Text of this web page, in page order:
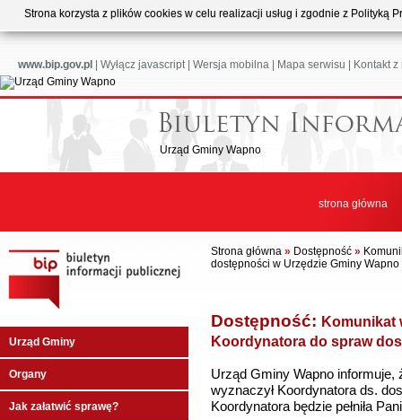
Strona korzysta z plików cookies w celu realizacji usług i zgodnie z
www.bip.gov.pl Wyłącz javascript| Wersja mobilna Mapa serwisu Kontakt
Urząd Gminy Wapno
strona główna
Urząd Gminy
Organy
Jak załatwić sprawę?
Strona główna » Dostępność »
dostępności w Urzędzie Gminy Wapno
Dostępność: Komunikat
Koordynatora do spraw
Urząd Gminy Wapno informuje,
wyznaczył Koordynatora ds.
Koordynatora będzie pełniła